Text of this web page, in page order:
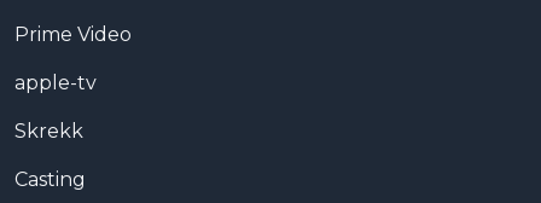
Prime Video
apple-tv
Skrekk
Casting